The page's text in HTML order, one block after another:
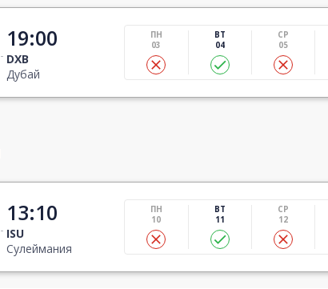
19:00
DXB
Дубай
ПН
03
ВТ
04
СР
05
13:10
ISU
Сулеймания
ПН
10
ВТ
11
СР
12